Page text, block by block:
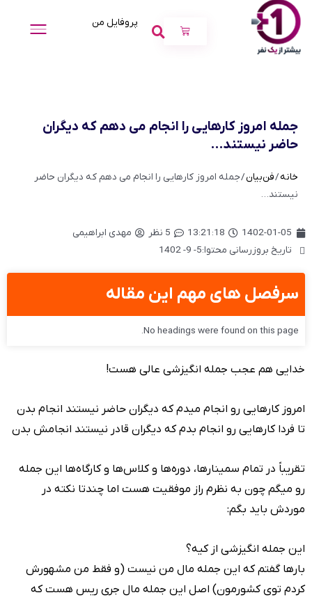
پروفایل من
جمله امروز کارهایی را انجام می دهم که دیگران
حاضر نیستند…
خانه/فن‌بیان/ جمله امروز کارهایی را انجام می دهم که دیگران حاضر
نیستند…
1402-01-05
13:21:18 5 نظر
مهدی ابراهیمی
تاریخ بروزرسانی محتوا:5- 9- 1402
سرفصل های مهم این مقاله
No headings were found on this page.
خدایی هم عجب جمله انگیزشی عالی هست!
امروز کارهایی رو انجام میدم که دیگران حاضر نیستند انجام بدن
تا فردا کارهایی رو انجام بدم که دیگران قادر نیستند انجامش بدن
تقریباً در تمام سمینارها، دوره‌ها و کلاس‌ها و کارگاه‌ها این جمله
رو میگم چون به نظرم راز موفقیت هست اما چندتا نکته در
موردش باید بگم:
این جمله انگیزشی از کیه؟
بارها گفتم که این جمله مال من نیست (و فقط من مشهورش
کردم توی کشورمون) اصل این جمله مال جری ریس هست که